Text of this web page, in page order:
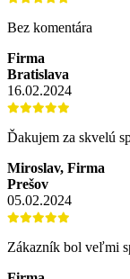
Bez komentára
Firma
Bratislava
16.02.2024
Ďakujem za skvelú
Miroslav, Firma
Prešov
05.02.2024
Zákazník bol veľmi